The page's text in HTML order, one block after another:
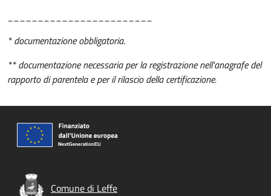
* documentazione obbligatoria.
** documentazione necessaria per la registrazione nell'anagrafe del
rapporto di parentela e per il rilascio della certificazione.
Comune di Leffe